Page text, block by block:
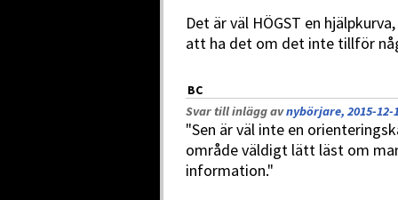
Det är väl HÖGST en
att ha det om det inte tillför
BC
Svar till inlägg avnybörjare, 2015-12-
"Sen är väl inte en
område väldigt lätt läst om
information."